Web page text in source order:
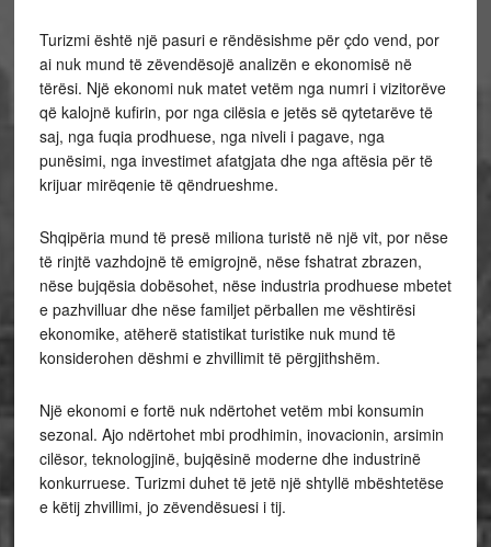
Turizmi është një pasuri e rëndësishme për çdo vend, por
ai nuk mund të zëvendësojë analizën e ekonomisë në
tërësi. Një ekonomi nuk matet vetëm nga numri i vizitorëve
që kalojnë kufirin, por nga cilësia e jetës së qytetarëve të
saj, nga fuqia prodhuese, nga niveli i pagave, nga
punësimi, nga investimet afatgjata dhe nga aftësia për të
krijuar mirëqenie të qëndrueshme.
Shqipëria mund të presë miliona turistë në një vit, por nëse
të rinjtë vazhdojnë të emigrojnë, nëse fshatrat zbrazen,
nëse bujqësia dobësohet, nëse industria prodhuese mbetet
e pazhvilluar dhe nëse familjet përballen me vështirësi
ekonomike, atëherë statistikat turistike nuk mund të
konsiderohen dëshmi e zhvillimit të përgjithshëm.
Një ekonomi e fortë nuk ndërtohet vetëm mbi konsumin
sezonal. Ajo ndërtohet mbi prodhimin, inovacionin, arsimin
cilësor, teknologjinë, bujqësinë moderne dhe industrinë
konkurruese. Turizmi duhet të jetë një shtyllë mbështetëse
e këtij zhvillimi, jo zëvendësuesi i tij.